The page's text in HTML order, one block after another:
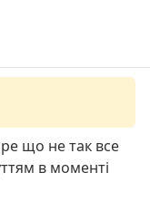
що не так все
в моменті